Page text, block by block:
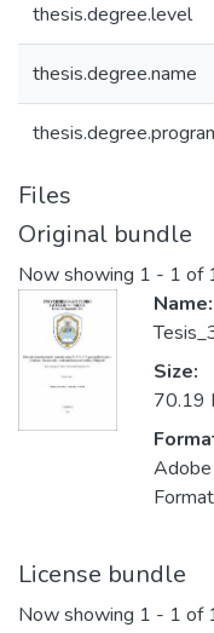
thesis.degree.level
thesis.degree.name
Files
Original bundle
Now showing 1 - 1 of
Name:
Size:
70.19
Format
License bundle
Now showing 1 - 1 of